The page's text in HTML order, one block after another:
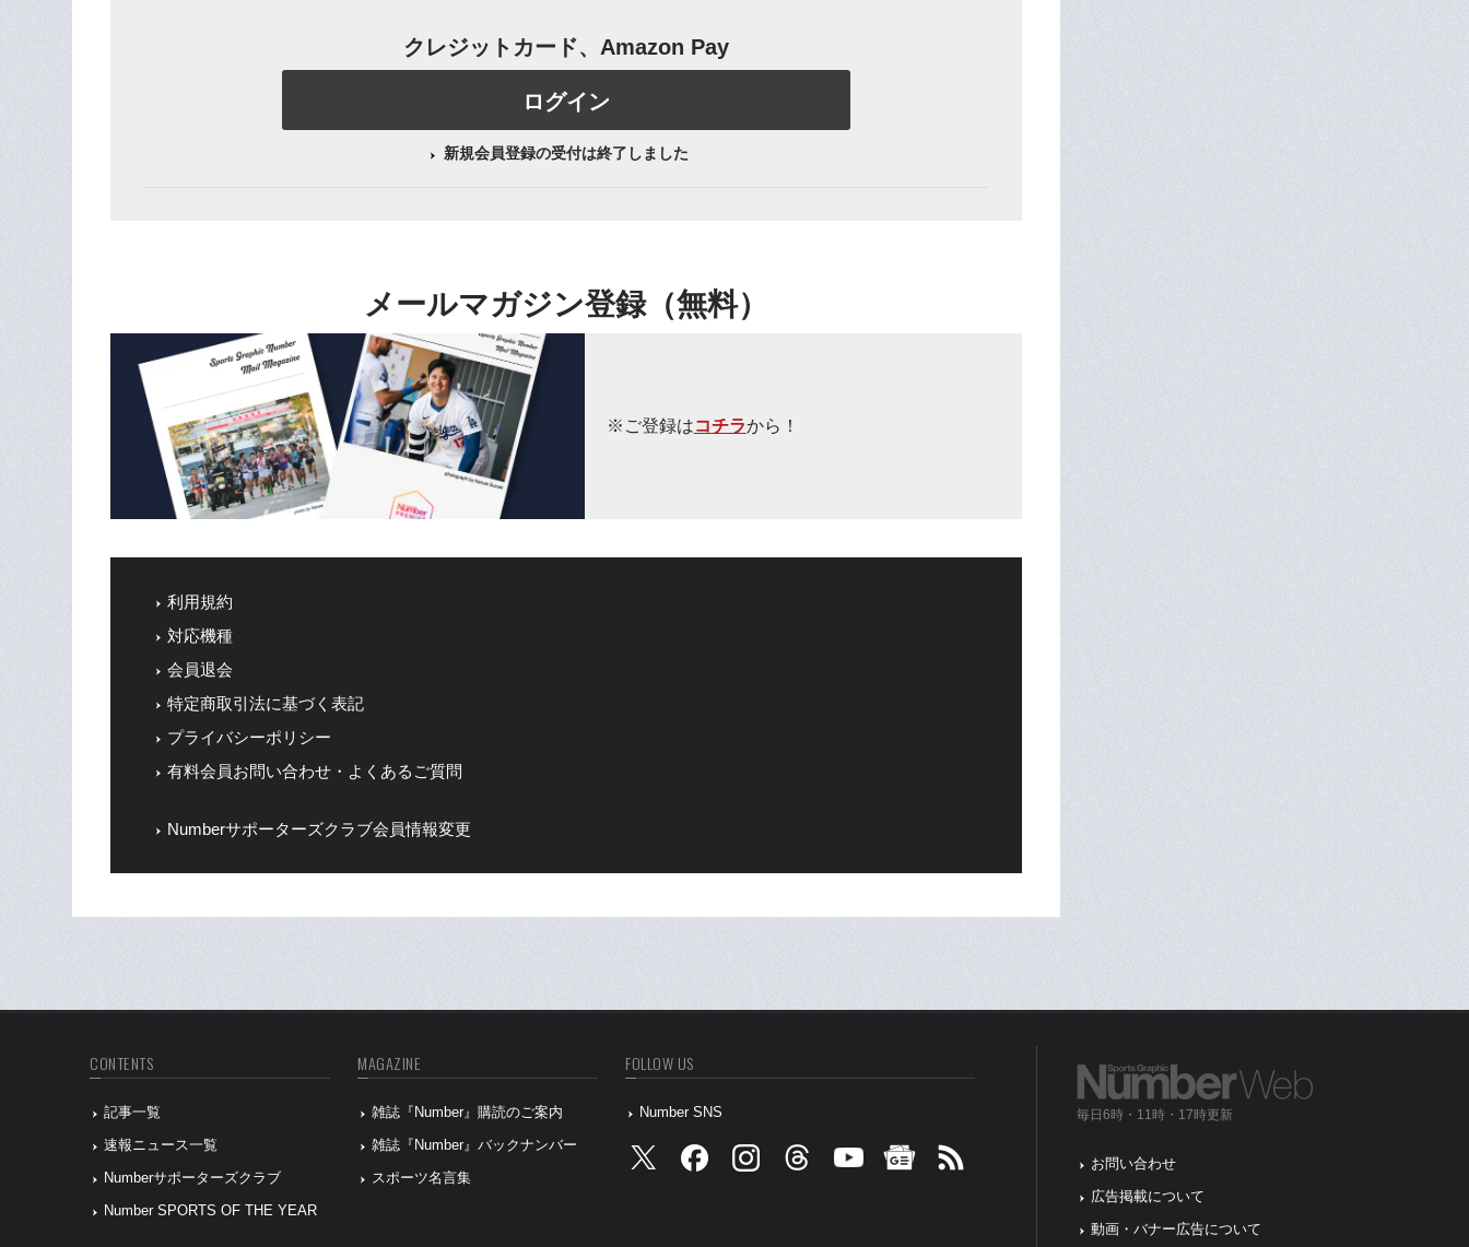
クレジットカード、Amazon Pay
ログイン
新規会員登録の受付は終了しました
メールマガジン登録（無料）
※ご登録はコチラから！
利用規約
対応機種
会員退会
特定商取引法に基づく表記
プライバシーポリシー
有料会員お問い合わせ・よくあるご質問
Numberサポーターズクラブ会員情報変更
CONTENTS
記事一覧
速報ニュース一覧
Numberサポーターズクラブ
Number SPORTS OF THE YEAR
MAGAZINE
雑誌『Number』購読のご案内
雑誌『Number』バックナンバー
スポーツ名言集
FOLLOW US
Number SNS 毎日6時・11時・17時更新
お問い合わせ
広告掲載について
動画・バナー広告について